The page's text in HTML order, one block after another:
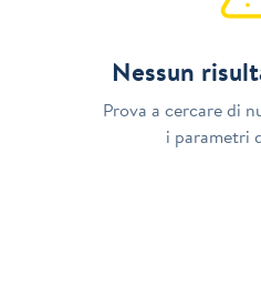
Nessun
Prova a cercare di
i parametri